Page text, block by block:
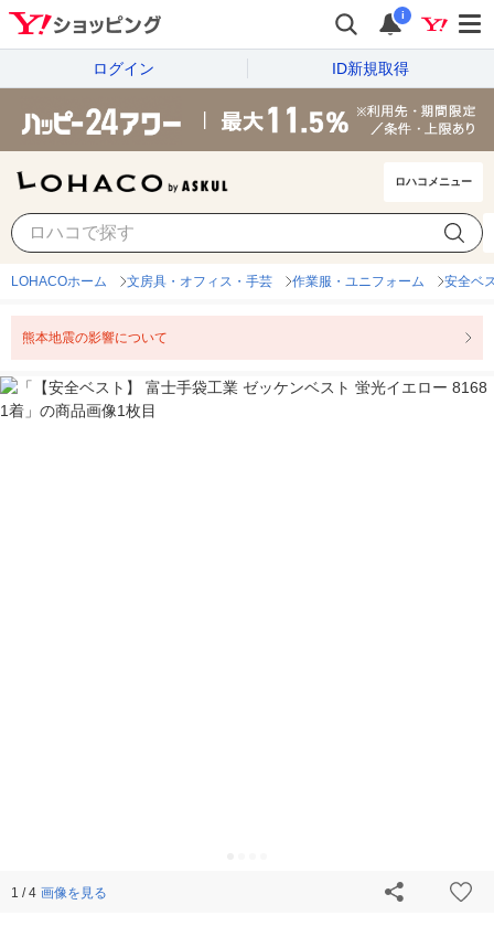
i
ログイン ID新規取得
ロハコメニュー
LOHACOホーム 文房具・オフィス・手芸 作業服・ユニフォーム 安全ベ
熊本地震の影響について
1 / 4 画像を見る